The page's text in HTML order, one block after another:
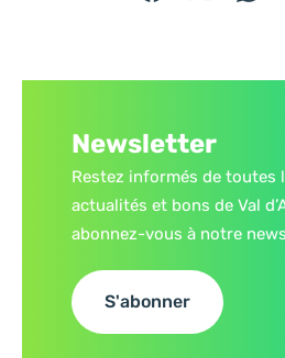
Newsletter
Restez informés de toutes
actualités et bons de Val
abonnez-vous à notre
S'abonner